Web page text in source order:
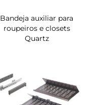
Bandeja auxiliar para
roupeiros e closets
Quartz